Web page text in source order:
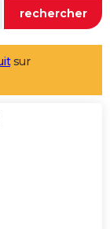
sur